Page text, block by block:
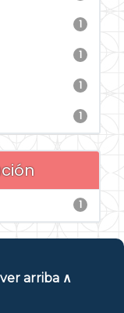
1
1
1
1
1
arriba ∧